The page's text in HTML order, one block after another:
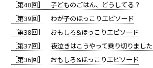
［第40回］ 子どものごはん、どうしてる？
［第39回］ わが子のほっこりエピソード
［第38回］ おもしろ&ほっこりエピソード
［第37回］ 夜泣きはこうやって乗り切りました
［第36回］ おもしろ&ほっこりエピソード